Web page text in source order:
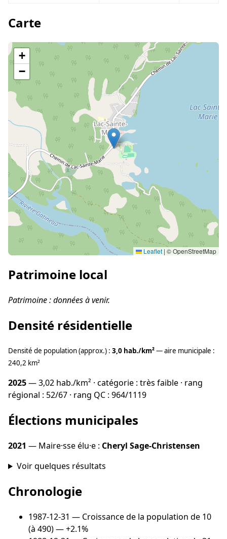
Carte
+
−
Leaflet | © OpenStreetMap
Patrimoine local
Patrimoine : données à venir.
Densité résidentielle
Densité de population (approx.) : 3,0 hab./km²— aire municipale :
240,2 km²
2025— 3,02 hab./km² · catégorie : très faible · rang
régional : 52/67 · rang QC : 964/1119
Élections municipales
2021 — Maire·sse élu·e : Cheryl Sage-Christensen
Voir quelques résultats
Chronologie
1987-12-31 — Croissance de la population de 10
(à 490) — +2.1%